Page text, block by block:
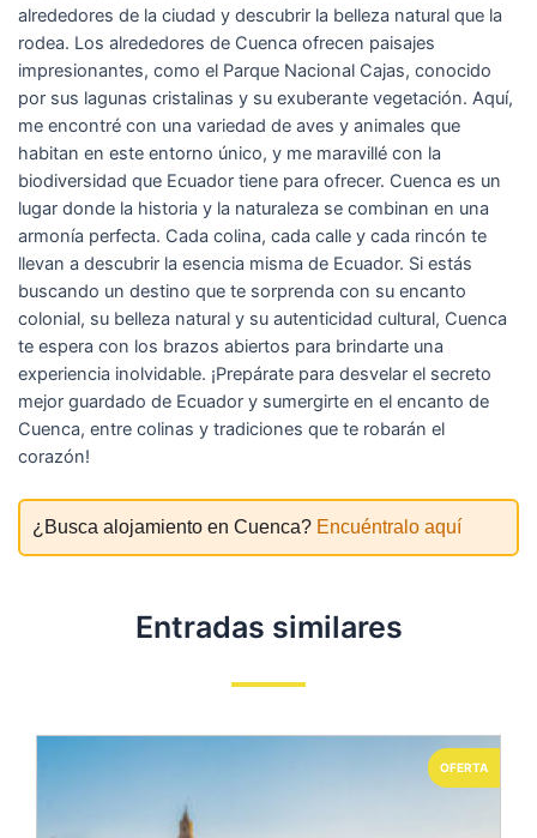
alrededores de la ciudad y descubrir la belleza natural que la
rodea. Los alrededores de Cuenca ofrecen paisajes
impresionantes, como el Parque Nacional Cajas, conocido
por sus lagunas cristalinas y su exuberante vegetación. Aquí,
me encontré con una variedad de aves y animales que
habitan en este entorno único, y me maravillé con la
biodiversidad que Ecuador tiene para ofrecer. Cuenca es un
lugar donde la historia y la naturaleza se combinan en una
armonía perfecta. Cada colina, cada calle y cada rincón te
llevan a descubrir la esencia misma de Ecuador. Si estás
buscando un destino que te sorprenda con su encanto
colonial, su belleza natural y su autenticidad cultural, Cuenca
te espera con los brazos abiertos para brindarte una
experiencia inolvidable. ¡Prepárate para desvelar el secreto
mejor guardado de Ecuador y sumergirte en el encanto de
Cuenca, entre colinas y tradiciones que te robarán el
corazón!
¿Busca alojamiento en Cuenca? Encuéntralo aquí
Entradas similares
OFERTA